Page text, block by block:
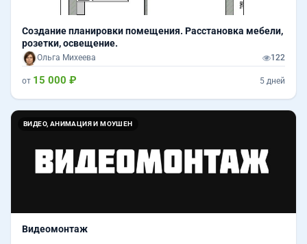
Создание планировки помещения. Расстановка мебели,
розетки, освещение.
Ольга Михеева 122
от 15 000 ₽ 5 дней
ВИДЕО, АНИМАЦИЯ И МОУШЕН
Видеомонтаж